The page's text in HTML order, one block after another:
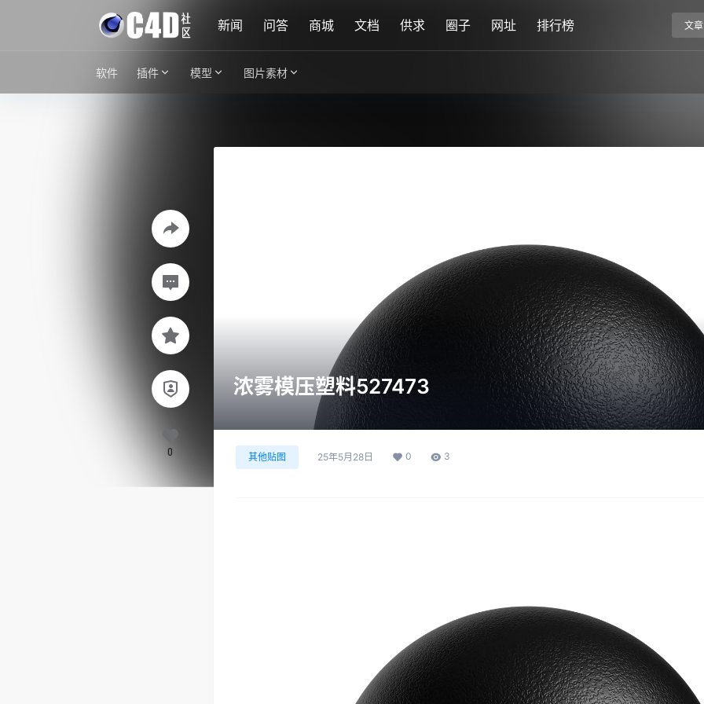
新闻 问答 商城 文档 供求 圈子 网址 排行榜 文章
软件 插件 模型 图片素材
浓雾模压塑料527473
其他贴图 25年5月28日 0 3
0